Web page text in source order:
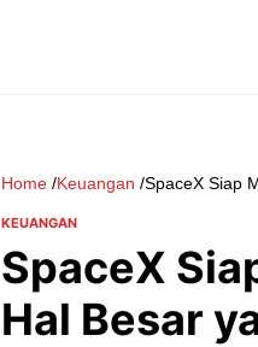
Home /Keuangan /SpaceX Siap
KEUANGAN
SpaceX
Hal Besar